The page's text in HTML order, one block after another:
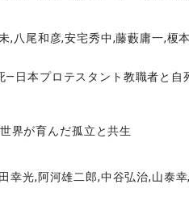
,八尾和彦,安宅秀中,藤藪庸一,榎
―日本プロテスタント教職者と自
界が育んだ孤立と共生
幸光,阿河雄二郎,中谷弘治,山泰